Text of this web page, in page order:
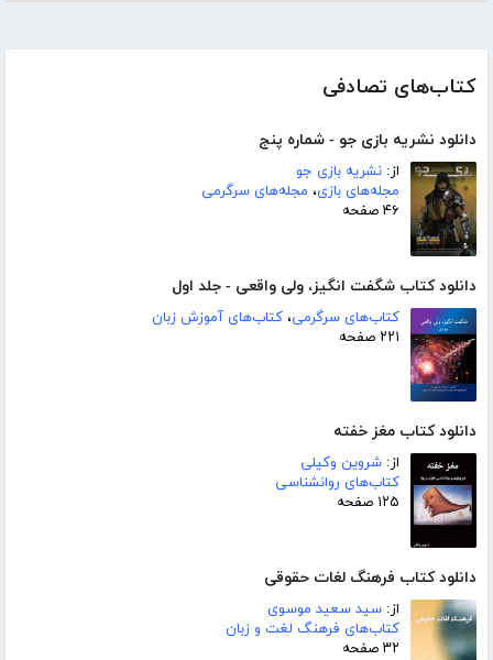
کتاب‌های تصادفی
دانلود نشریه بازی جو - شماره پنج
از: نشریه بازی جو
مجله‌های بازی، مجله‌های سرگرمی
۴۶ صفحه
دانلود کتاب شگفت انگیز، ولی واقعی - جلد اول
کتاب‌های سرگرمی، کتاب‌های آموزش زبان
۲۲۱ صفحه
دانلود کتاب مغز خفته
از: شروین وکیلی
کتاب‌های روانشناسی
۱۲۵ صفحه
دانلود کتاب فرهنگ لغات حقوقی
از: سید سعید موسوی
کتاب‌های فرهنگ لغت و زبان
۳۲ صفحه